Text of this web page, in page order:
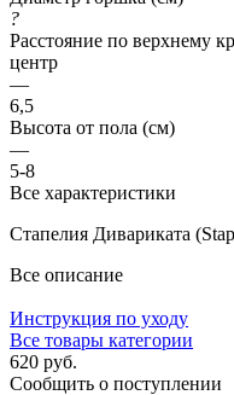
?
Расстояние по верхнему
центр
—
6,5
Высота от пола (см)
—
5-8
Все характеристики
Стапелия Дивариката
Все описание
Инструкция по уходу
Все товары категории
620 руб.
Сообщить о поступлении